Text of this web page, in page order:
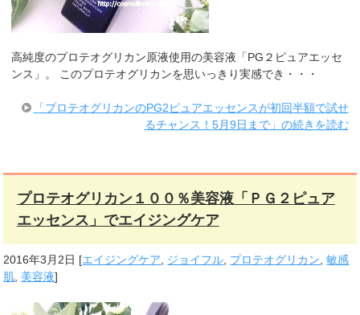
高純度のプロテオグリカン原液使用の美容液「PG２ピュアエッセ
ンス」。 このプロテオグリカンを思いっきり実感でき・・・
「プロテオグリカンのPG2ピュアエッセンスが初回半額で試せ
るチャンス！5月9日まで」の続きを読む
プロテオグリカン１００％美容液「ＰＧ２ピュア
エッセンス」でエイジングケア
2016年3月2日 [エイジングケア ジョイフル プロテオグリカン ,敏感
肌 美容液]